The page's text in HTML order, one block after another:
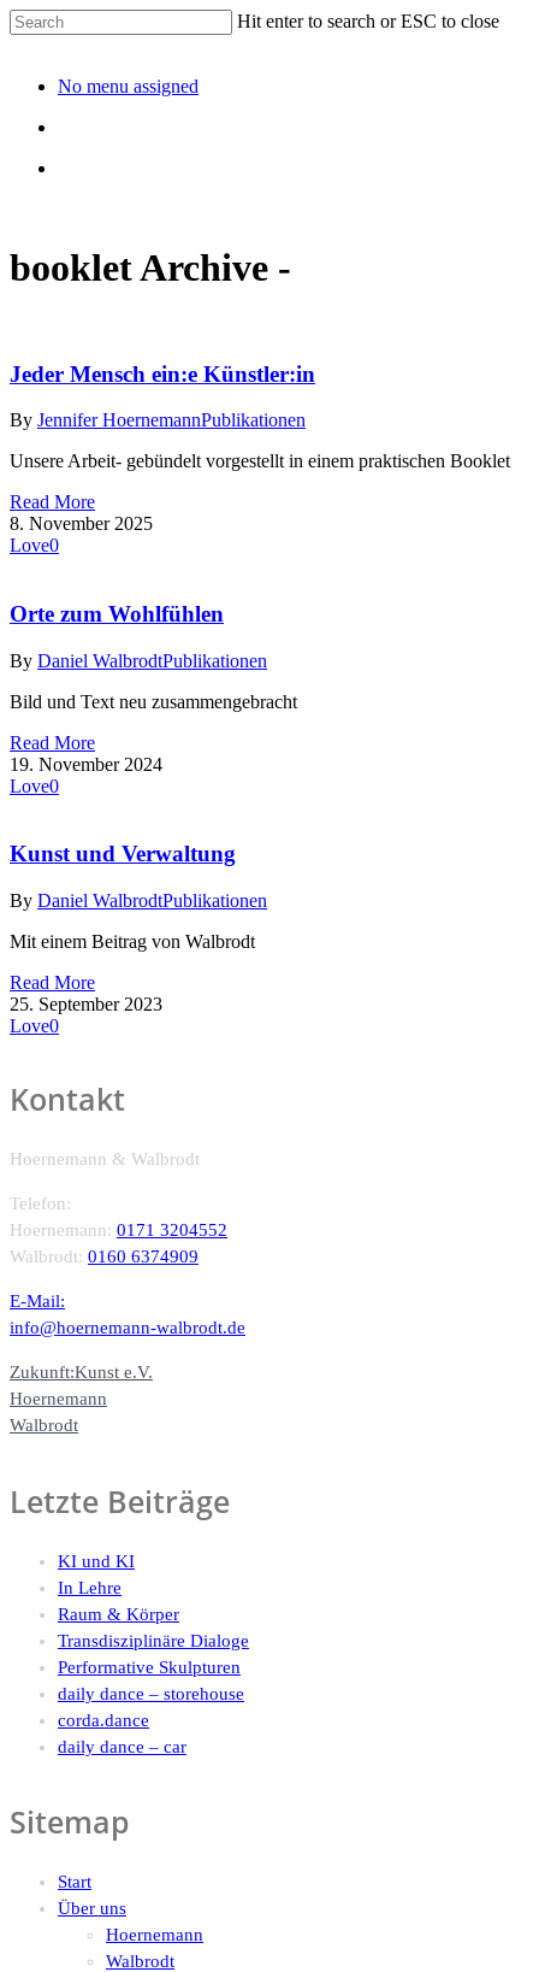
Hit enter to search or ESC to close
No menu assigned
booklet Archive -
Jeder Mensch ein:e Künstler:in
By Jennifer HoernemannPublikationen
Unsere Arbeit- gebündelt vorgestellt in einem praktischen Booklet
Read More
8. November 2025
Love0
Orte zum Wohlfühlen
By Daniel WalbrodtPublikationen
Bild und Text neu zusammengebracht
Read More
19. November 2024
Love0
Kunst und Verwaltung
By Daniel WalbrodtPublikationen
Mit einem Beitrag von Walbrodt
Read More
25. September 2023
Love0
Kontakt
Hoernemann & Walbrodt
Telefon:
Hoernemann: 0171 3204552
Walbrodt: 0160 6374909
E-Mail:
info@hoernemann-walbrodt.de
Zukunft:Kunst e.V.
Hoernemann
Walbrodt
Letzte Beiträge
KI und KI
In Lehre
Raum & Körper
Transdisziplinäre Dialoge
Performative Skulpturen
daily dance – storehouse
corda.dance
daily dance – car
Sitemap
Start
Über uns
Hoernemann
Walbrodt